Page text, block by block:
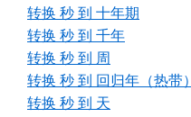
转换 秒 到 十年期
转换 秒 到 千年
转换 秒 到 周
转换 秒 到 回归年（热带）
转换 秒 到 天